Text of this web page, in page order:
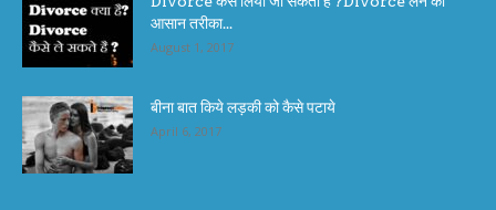
आसान तरीका...
August 1, 2017
बीना बात किये लड़की को कैसे पटाये
April 6, 2017